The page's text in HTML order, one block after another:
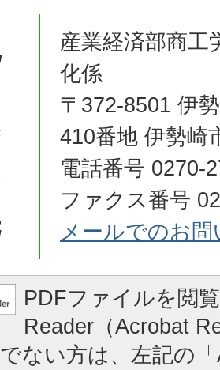
産業経済部商工
化係
〒372-8501 伊
410番地 伊勢崎
電話番号 0270-
ファクス番号
メールでのお
PDFファイルを閲
Reader（Acrobat
ない方は、左記の